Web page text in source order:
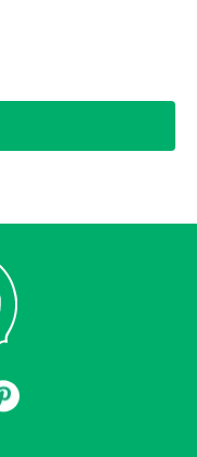
com uma tesoura.